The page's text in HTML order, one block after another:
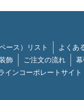
ース）リスト よくあ
飾 ご注文の流れ
インコーポレートサイト